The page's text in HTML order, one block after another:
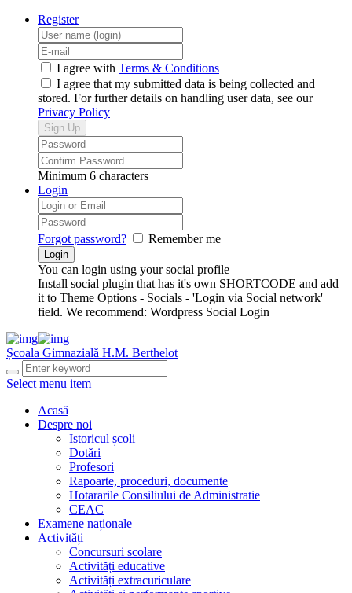
Register
I agree with Terms & Conditions
I agree that my submitted data is being collected and
stored. For further details on handling user data, see our
Privacy Policy
Minimum 6 characters
Login
Forgot password? Remember me
You can login using your social profile
Install social plugin that has it's own SHORTCODE and add
it to Theme Options - Socials - 'Login via Social network'
field. We recommend: Wordpress Social Login
Școala Gimnazială H.M. Berthelot
Select menu item
Acasă
Despre noi
Istoricul școli
Dotări
Profesori
Rapoarte, proceduri, documente
Hotararile Consiliului de Administratie
CEAC
Examene naționale
Activități
Concursuri scolare
Activități educative
Activități extracuriculare